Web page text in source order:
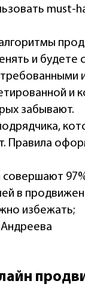
must-
и будете
и
забывают.
Правила
в
избежать;